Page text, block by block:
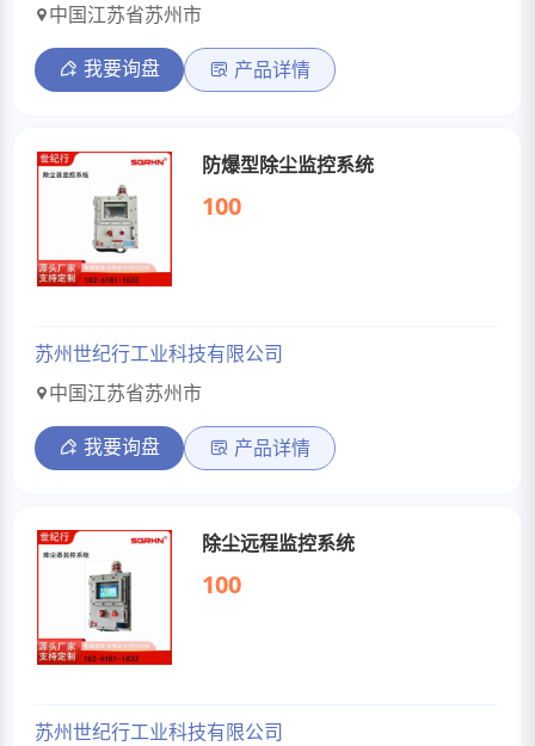
中国江苏省苏州市
我要询盘 产品详情
防爆型除尘监控系统
100
苏州世纪行工业科技有限公司
中国江苏省苏州市
我要询盘 产品详情
除尘远程监控系统
100
苏州世纪行工业科技有限公司